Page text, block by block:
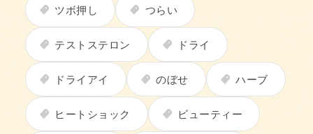
ツボ押し つらい
テストステロン ドライ
ドライアイ のぼせ ハーブ
ヒートショック ビューティー